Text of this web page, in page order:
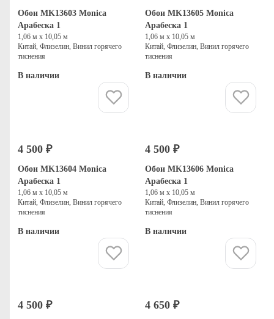
Обои MK13603 Monica
Арабеска 1
1,06 м х 10,05 м
Китай, Флизелин, Винил горячего
тиснения
В наличии
Обои MK13605 Monica
Арабеска 1
1,06 м х 10,05 м
Китай, Флизелин, Винил горячего
тиснения
В наличии
4 500 ₽
Обои MK13604 Monica
Арабеска 1
1,06 м х 10,05 м
Китай, Флизелин, Винил горячего
тиснения
В наличии
4 500 ₽
Обои MK13606 Monica
Арабеска 1
1,06 м х 10,05 м
Китай, Флизелин, Винил горячего
тиснения
В наличии
4 500 ₽ 4 650 ₽